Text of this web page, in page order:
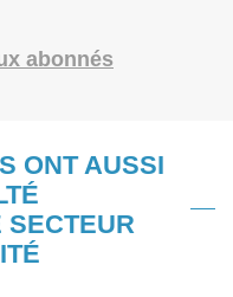
abonnés
ONT AUSSI
SECTEUR